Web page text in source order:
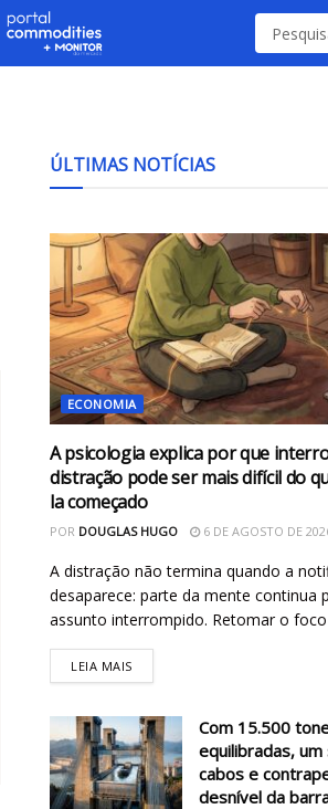
ÚLTIMAS NOTÍCIAS
ECONOMIA
A psicologia explica por que
distração pode ser mais difícil do
la começado
POR DOUGLAS HUGO 6 DE AGOSTO DE
A distração não termina quando a
desaparece: parte da mente continua
assunto interrompido. Retomar o foco
LEIA MAIS
Com 15.500
equilibradas,
cabos e
desnível da